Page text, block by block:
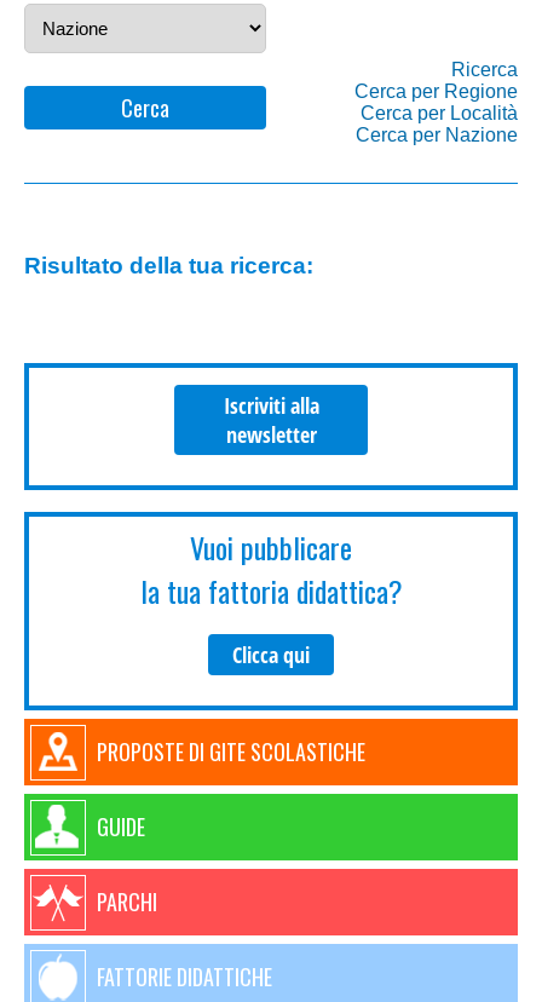
Cerca
Ricerca
Cerca per Regione
Cerca per Località
Cerca per Nazione
Risultato della tua ricerca:
Iscriviti alla
newsletter
Vuoi pubblicare
la tua fattoria didattica?
Clicca qui
PROPOSTE DI GITE SCOLASTICHE
GUIDE
PARCHI
FATTORIE DIDATTICHE